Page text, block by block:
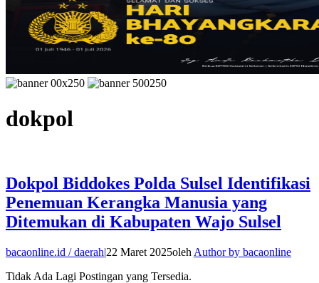
dokpol
Dokpol Biddokes Polda Sulsel Identifikasi
Penemuan Kerangka Manusia yang
Ditemukan di Kabupaten Wajo Sulsel
bacaonline.id / daerah|22 Maret 2025oleh Author by bacaonline
Tidak Ada Lagi Postingan yang Tersedia.